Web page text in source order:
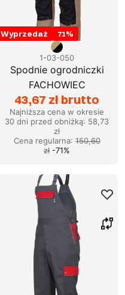
Wyprzedaż 71%
1-03-050
Spodnie ogrodniczki
FACHOWIEC
43,67 zł brutto
Najniższa cena w okresie
30 dni przed obniżką: 58,73
zł
Cena regularna:150,60
zł -71%